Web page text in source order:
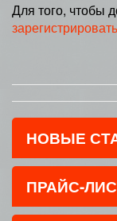
Для того, чтобы
НОВЫЕ
ПРАЙС-